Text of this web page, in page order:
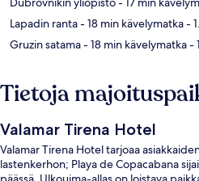
Lapadin ranta- 18 min kävelymatka-
Gruzin satama- 18 min kävelymatka-
Tietoja
Valamar Tirena Hotel
Valamar Tirena Hotel tarjoaa
lastenkerhon; Playa de Copacabana